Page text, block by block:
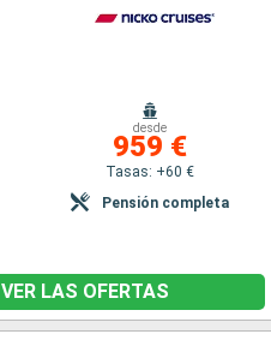
desde
959 €
Tasas: +60 €
Pensión completa
VER LAS OFERTAS